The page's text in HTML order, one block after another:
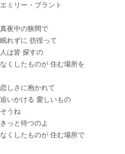
エミリー・ブラント
真夜中の狭間で
眠れずに 彷徨って
人は皆 探すの
なくしたものが 住む場所を
恋しさに抱かれて
追いかける 愛しいもの
そうね
きっと待つのよ
なくしたものが 住む場所で